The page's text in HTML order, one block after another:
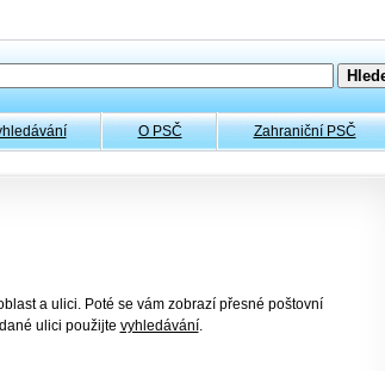
O PSČ Zahraniční PSČ
a ulici. Poté se vám zobrazí přesné poštovní
ulici použijte vyhledávání.